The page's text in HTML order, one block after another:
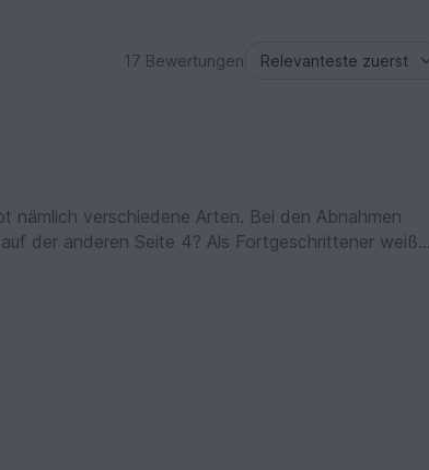
17 Bewertungen
nämlich verschiedene Arten. Bei den Abnahmen
der anderen Seite 4? Als Fortgeschrittener weiß
ich diese Anleitung recht schwierig, trotzdem süße